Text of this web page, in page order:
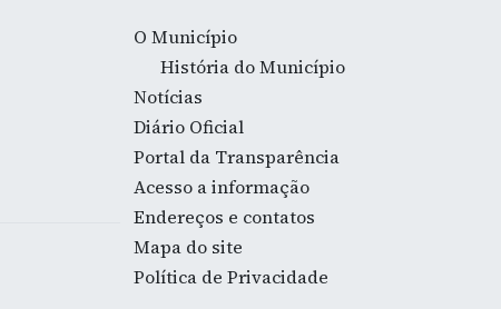
O Município
História do Município
Notícias
Diário Oficial
Portal da Transparência
Acesso a informação
Endereços e contatos
Mapa do site
Política de Privacidade